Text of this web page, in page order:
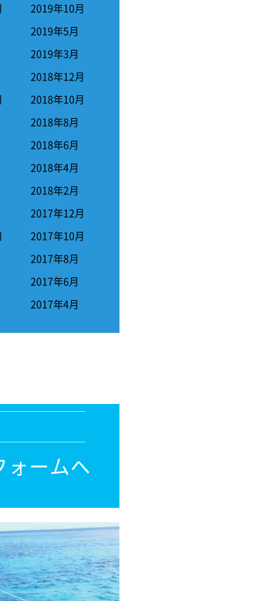
2019年10月
2019年5月
2019年3月
2018年12月
2018年10月
2018年8月
2018年6月
2018年4月
2018年2月
2017年12月
2017年10月
2017年8月
2017年6月
2017年4月
ォームへ